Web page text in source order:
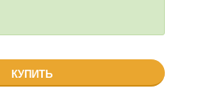
КУПИТЬ